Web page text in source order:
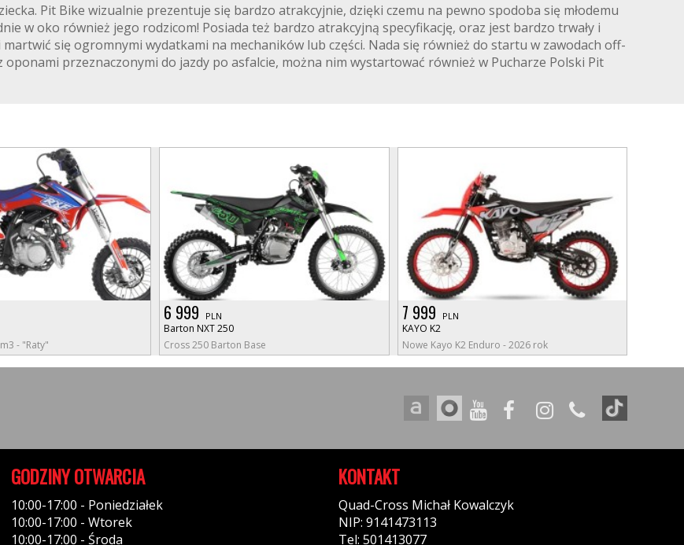
Pit Bike wizualnie prezentuje się bardzo atrakcyjnie, dzięki czemu na pewno spodoba się młodemu
w oko również jego rodzicom! Posiada też bardzo atrakcyjną specyfikację, oraz jest bardzo trwały i
się ogromnymi wydatkami na mechaników lub części. Nada się również do startu w zawodach off-
oponami przeznaczonymi do jazdy po asfalcie, można nim wystartować również w Pucharze Polski Pit
- "Raty"
6 999 PLN
Barton NXT 250
Cross 250 Barton Base
7 999 PLN
KAYO K2
Nowe Kayo K2 Enduro - 2026 rok
GODZINY OTWARCIA
10:00-17:00 - Poniedziałek
10:00-17:00 - Wtorek
10:00-17:00 - Środa
KONTAKT
Quad-Cross Michał Kowalczyk
NIP: 9141473113
Tel: 501413077